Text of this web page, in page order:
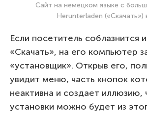
Сайт на немецком языке с
Herunterladen («Скачать»)
Если посетитель соблазнится
«Скачать», на его компьютер
«установщик». Открыв его,
увидит меню, часть кнопок
неактивна и создает иллюзию,
установки можно будет из